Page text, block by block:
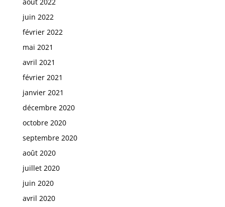
août 2022
juin 2022
février 2022
mai 2021
avril 2021
février 2021
janvier 2021
décembre 2020
octobre 2020
septembre 2020
août 2020
juillet 2020
juin 2020
avril 2020